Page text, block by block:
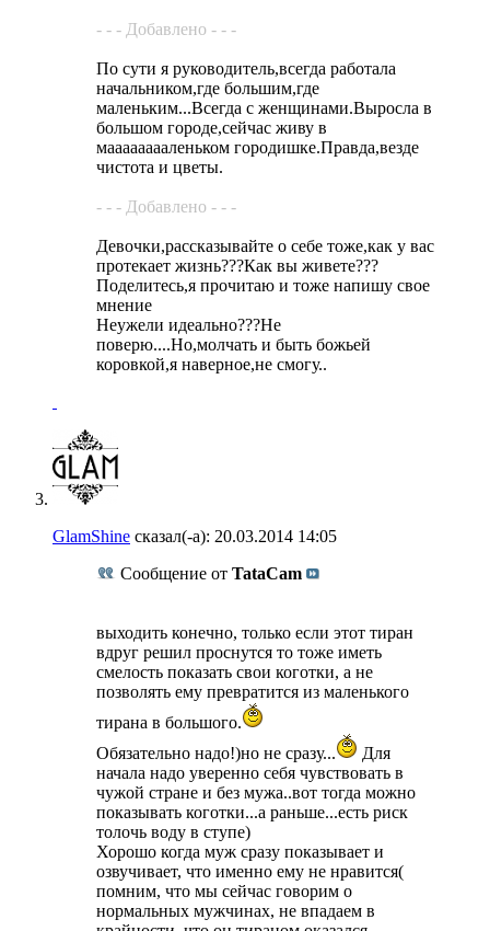
- - - Добавлено - - -
По сути я руководитель,всегда работала
начальником,где большим,где
маленьким...Всегда с женщинами.Выросла в
большом городе,сейчас живу в
мааааааааленьком городишке.Правда,везде
чистота и цветы.
- - - Добавлено - - -
Девочки,рассказывайте о себе тоже,как у вас
протекает жизнь???Как вы живете???
Поделитесь,я прочитаю и тоже напишу свое
мнение
Неужели идеально???Не
поверю....Но,молчать и быть божьей
коровкой,я наверное,не смогу..
GlamShine сказал(-а): 20.03.2014 14:05
Сообщение от TataCam
выходить конечно, только если этот тиран
вдруг решил проснутся то тоже иметь
смелость показать свои коготки, а не
позволять ему превратится из маленького
тирана в большого.
Обязательно надо!)но не сразу...
Для
начала надо уверенно себя чувствовать в
чужой стране и без мужа..вот тогда можно
показывать коготки...а раньше...есть риск
толочь воду в ступе)
Хорошо когда муж сразу показывает и
озвучивает, что именно ему не нравится(
помним, что мы сейчас говорим о
нормальных мужчинах, не впадаем в